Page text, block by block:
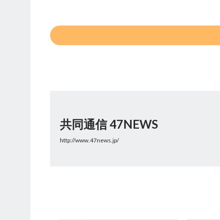
共同通信 47NEWS
http://www.47news.jp/